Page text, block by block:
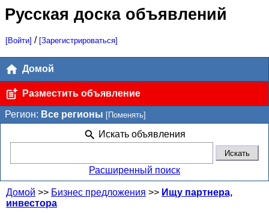
Русская доска объявлений
[Войти] / [Зарегистрироваться]
Домой
Разместить объявление
Регион: Все регионы [Поменять]
Искать объявления
Расширенный поиск
Домой >> Бизнес предложения >> Ищу партнера,
инвестора